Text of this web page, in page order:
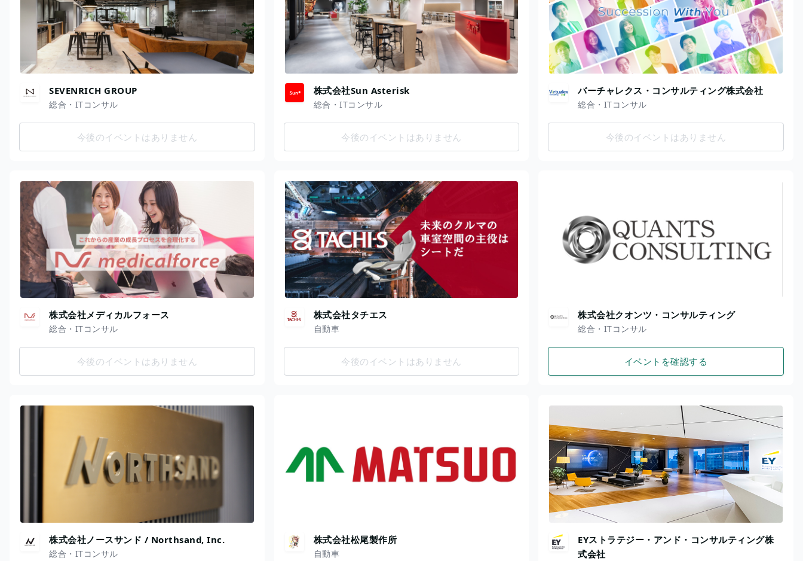
SEVENRICH GROUP
総合・ITコンサル
今後のイベントはありません
株式会社Sun Asterisk
総合・ITコンサル
今後のイベントはありません
バーチャレクス・コンサルティング株式会社
総合・ITコンサル
今後のイベントはありません
株式会社メディカルフォース
総合・ITコンサル
今後のイベントはありません
株式会社タチエス
自動車
今後のイベントはありません
株式会社クオンツ・コンサルティング
総合・ITコンサル
イベントを確認する
株式会社ノースサンド / Northsand, Inc.
総合・ITコンサル
株式会社松尾製作所
自動車
EYストラテジー・アンド・コンサルティング株
式会社